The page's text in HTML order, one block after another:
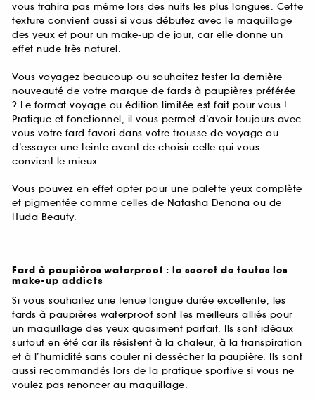
vous trahira pas même lors des nuits les plus longues. Cette
texture convient aussi si vous débutez avec le maquillage
des yeux et pour un make-up de jour, car elle donne un
effet nude très naturel.
Vous voyagez beaucoup ou souhaitez tester la dernière
nouveauté de votre marque de fards à paupières préférée
? Le format voyage ou édition limitée est fait pour vous !
Pratique et fonctionnel, il vous permet d’avoir toujours avec
vous votre fard favori dans votre trousse de voyage ou
d’essayer une teinte avant de choisir celle qui vous
convient le mieux.
Vous pouvez en effet opter pour une palette yeux complète
et pigmentée comme celles de Natasha Denona ou de
Huda Beauty.
Fard à paupières waterproof : le secret de toutes les
make-up addicts
Si vous souhaitez une tenue longue durée excellente, les
fards à paupières waterproof sont les meilleurs alliés pour
un maquillage des yeux quasiment parfait. Ils sont idéaux
surtout en été car ils résistent à la chaleur, à la transpiration
et à l’humidité sans couler ni dessécher la paupière. Ils sont
aussi recommandés lors de la pratique sportive si vous ne
voulez pas renoncer au maquillage.